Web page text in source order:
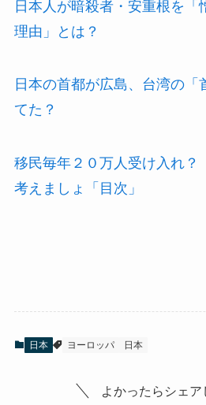
日本人が暗殺者・安重根を「
理由」とは？
日本の首都が広島、台湾の「
てた？
移民毎年２０万人受け入れ
考えましょ「目次」
日本 ヨーロッパ 日本
よかったらシェア